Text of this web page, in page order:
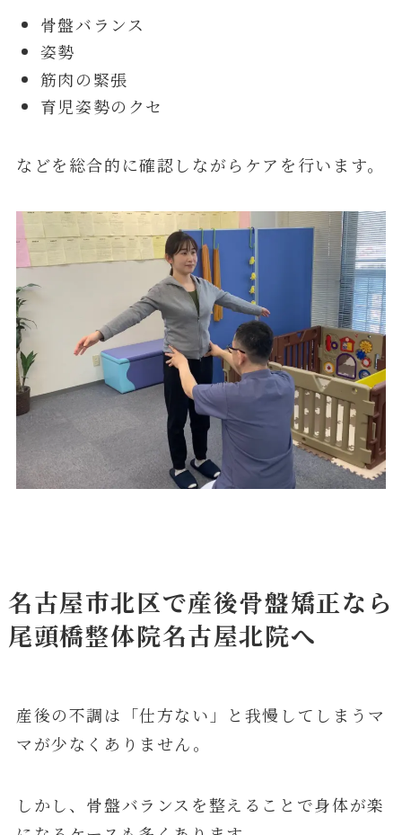
骨盤バランス
姿勢
筋肉の緊張
育児姿勢のクセ
などを総合的に確認しながらケアを行います。
名古屋市北区で産後骨盤矯正なら
尾頭橋整体院名古屋北院へ
産後の不調は「仕方ない」と我慢してしまうマ
マが少なくありません。
しかし、骨盤バランスを整えることで身体が楽